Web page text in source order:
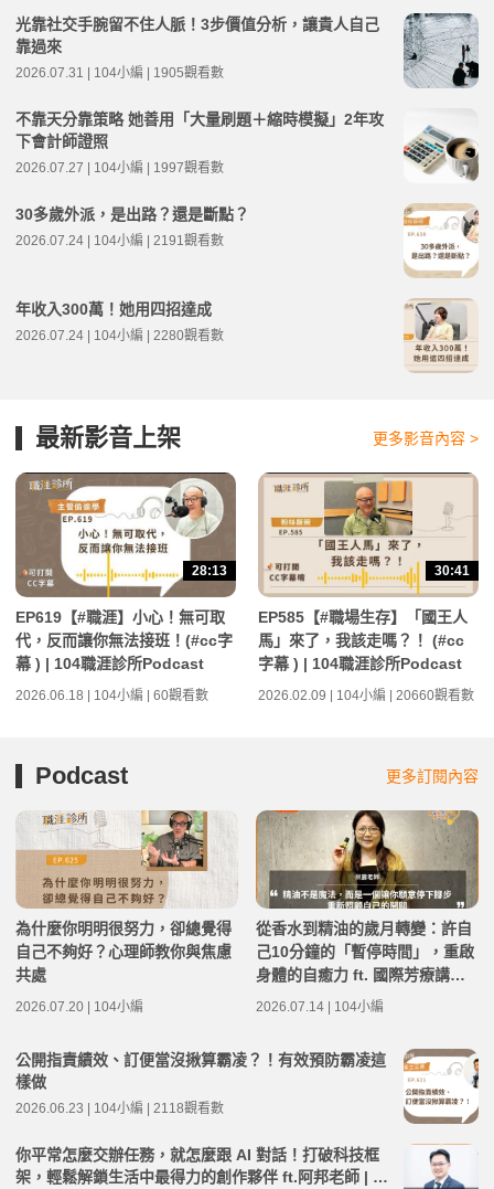
光靠社交手腕留不住人脈！3步價值分析，讓貴人自己
靠過來
2026.07.31 | 104小編 | 1905觀看數
不靠天分靠策略 她善用「大量刷題＋縮時模擬」2年攻
下會計師證照
2026.07.27 | 104小編 | 1997觀看數
30多歲外派，是出路？還是斷點？
2026.07.24 | 104小編 | 2191觀看數
年收入300萬！她用四招達成
2026.07.24 | 104小編 | 2280觀看數
最新影音上架 更多影音內容 >
28:13
EP619【#職涯】小心！無可取
代，反而讓你無法接班！(#cc字
幕 ) | 104職涯診所Podcast
2026.06.18 | 104小編 | 60觀看數
30:41
EP585【#職場生存】「國王人
馬」來了，我該走嗎？！ (#cc
字幕 ) | 104職涯診所Podcast
2026.02.09 | 104小編 | 20660觀看數
Podcast 更多訂閱內容
為什麼你明明很努力，卻總覺得
自己不夠好？心理師教你與焦慮
共處
2026.07.20 | 104小編
從香水到精油的歲月轉變：許自
己10分鐘的「暫停時間」，重啟
身體的自癒力 ft. 國際芳療講師
米露 | 高年級不打烊 x 用 AI 點
2026.07.14 | 104小編
公開指責績效、訂便當沒揪算霸凌？！有效預防霸凌這
樣做
2026.06.23 | 104小編 | 2118觀看數
你平常怎麼交辦任務，就怎麼跟 AI 對話！打破科技框
架，輕鬆解鎖生活中最得力的創作夥伴 ft.阿邦老師 | 高